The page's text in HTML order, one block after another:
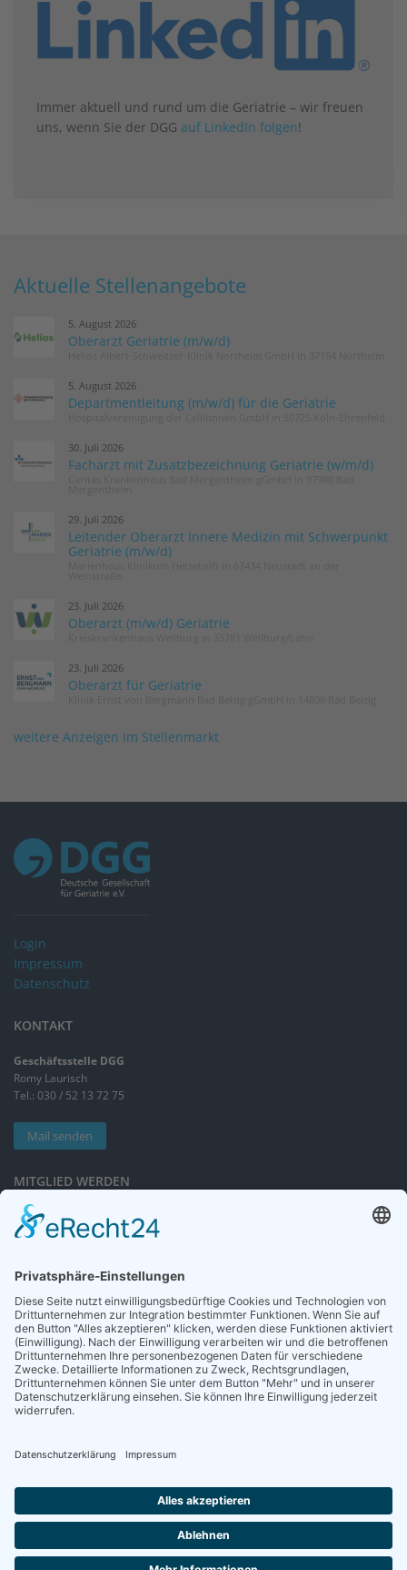
Immer aktuell und rund um die Geriatrie – wir freuen
uns, wenn Sie der DGG auf LinkedIn folgen!
Aktuelle Stellenangebote
5. August 2026
Oberarzt Geriatrie (m/w/d)
5. August 2026
Departmentleitung (m/w/d) für die Geriatrie
30. Juli 2026
Facharzt mit Zusatzbezeichnung Geriatrie (w/m/d)
29. Juli 2026
Leitender Oberarzt Innere Medizin mit Schwerpunkt
Geriatrie (m/w/d)
23. Juli 2026
Oberarzt (m/w/d) Geriatrie
23. Juli 2026
Oberarzt für Geriatrie
weitere Anzeigen im Stellenmarkt
Login
Impressum
Datenschutz
KONTAKT
Geschäftsstelle DGG
Romy Laurisch
Tel.: 030 / 52 13 72 75
Mail senden
MITGLIED WERDEN
Sieben gute Gründe
für Ihre Mitgliedschaft
NEWSLETTER
Neuigkeiten rund um die Geriatrie und die DGG – regelmäßig in Ihrem
Postfach.
Die Zeitschrift für Gerontologie und Geriatrie informiert über Neues aus
unserem Fach.